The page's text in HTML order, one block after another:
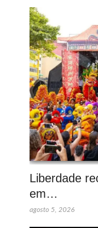
Liberdade
em…
agosto 5, 2026